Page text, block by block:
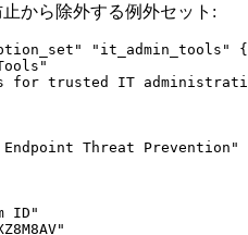
から除外する例外セット:
"it_admin_tools" {
for trusted IT
Threat Prevention"
ID"